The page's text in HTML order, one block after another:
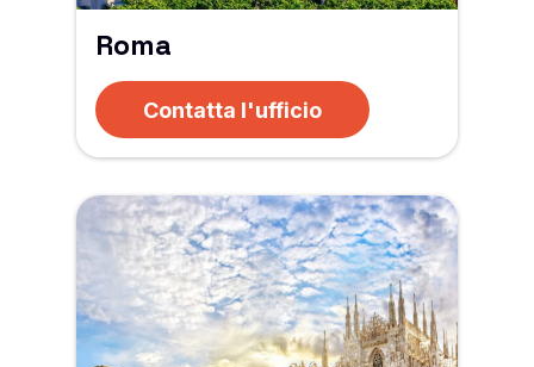
Roma
Contatta l'ufficio